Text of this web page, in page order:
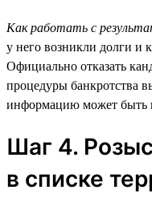
Как работать с
у него возникли долги и
Официально отказать
процедуры банкротства
информацию может быть
Шаг 4.
в списке